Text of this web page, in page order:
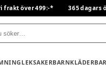
frakt över 499:-* 365 dagars
LEKSAKERBARNKLÄDER